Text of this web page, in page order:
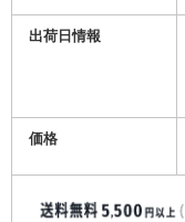
出荷日情報
価格